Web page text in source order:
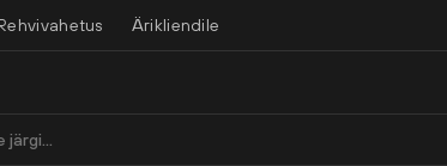
Ärikliendile